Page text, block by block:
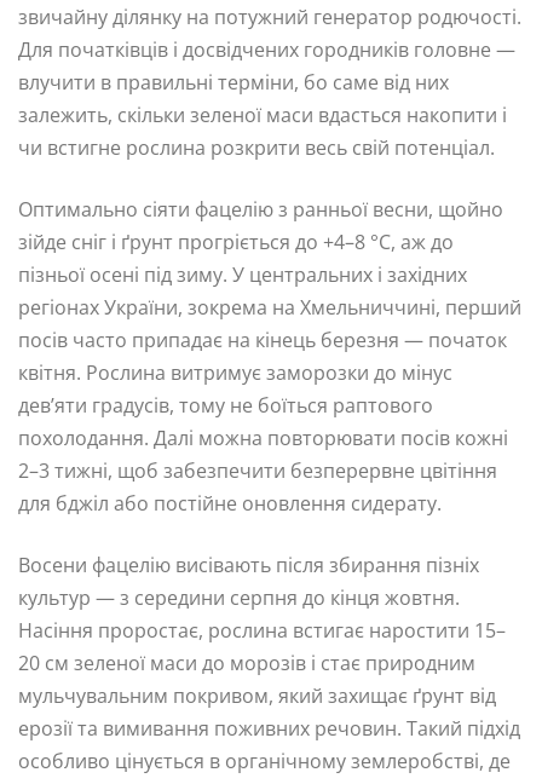
звичайну ділянку на потужний генератор родючості.
Для початківців і досвідчених городників головне —
влучити в правильні терміни, бо саме від них
залежить, скільки зеленої маси вдасться накопити і
чи встигне рослина розкрити весь свій потенціал.
Оптимально сіяти фацелію з ранньої весни, щойно
зійде сніг і ґрунт прогріється до +4–8 °C, аж до
пізньої осені під зиму. У центральних і західних
регіонах України, зокрема на Хмельниччині, перший
посів часто припадає на кінець березня — початок
квітня. Рослина витримує заморозки до мінус
дев’яти градусів, тому не боїться раптового
похолодання. Далі можна повторювати посів кожні
2–3 тижні, щоб забезпечити безперервне цвітіння
для бджіл або постійне оновлення сидерату.
Восени фацелію висівають після збирання пізніх
культур — з середини серпня до кінця жовтня.
Насіння проростає, рослина встигає наростити 15–
20 см зеленої маси до морозів і стає природним
мульчувальним покривом, який захищає ґрунт від
ерозії та вимивання поживних речовин. Такий підхід
особливо цінується в органічному землеробстві, де